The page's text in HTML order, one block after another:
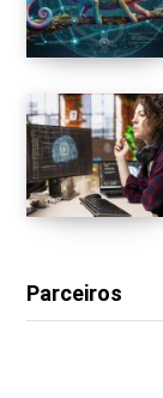
Parceiros